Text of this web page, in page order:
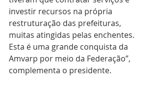
investir recursos na própria
restruturação das prefeituras,
muitas atingidas pelas enchentes.
Esta é uma grande conquista da
Amvarp por meio da Federação”,
complementa o presidente.